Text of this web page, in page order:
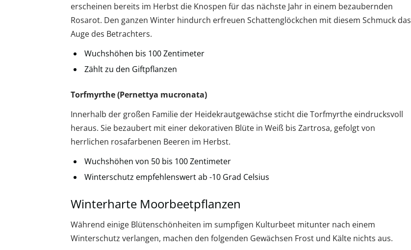
erscheinen bereits im Herbst die Knospen für das nächste Jahr in einem bezaubernden
Rosarot. Den ganzen Winter hindurch erfreuen Schattenglöckchen mit diesem Schmuck das
Auge des Betrachters.
Wuchshöhen bis 100 Zentimeter
Zählt zu den Giftpflanzen
Torfmyrthe (Pernettya mucronata)
Innerhalb der großen Familie der Heidekrautgewächse sticht die Torfmyrthe eindrucksvoll
heraus. Sie bezaubert mit einer dekorativen Blüte in Weiß bis Zartrosa, gefolgt von
herrlichen rosafarbenen Beeren im Herbst.
Wuchshöhen von 50 bis 100 Zentimeter
Winterschutz empfehlenswert ab -10 Grad Celsius
Winterharte Moorbeetpflanzen
Während einige Blütenschönheiten im sumpfigen Kulturbeet mitunter nach einem
Winterschutz verlangen, machen den folgenden Gewächsen Frost und Kälte nichts aus.